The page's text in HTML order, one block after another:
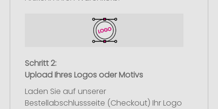
Schritt 2:
Upload Ihres Logos oder Motivs
Laden Sie auf unserer
Bestellabschlussseite (Checkout) Ihr Logo